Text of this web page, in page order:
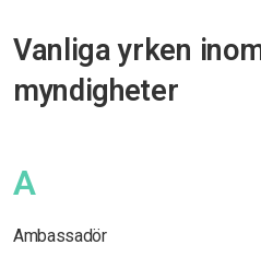
Vanliga yrken
myndigheter
A
Ambassadör